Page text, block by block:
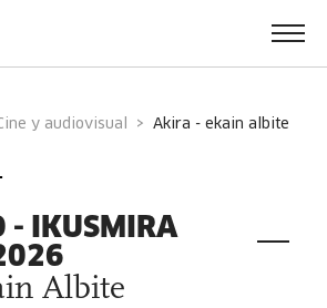
y audiovisual akira - ekain albite
- IKUSMIRA
Albite